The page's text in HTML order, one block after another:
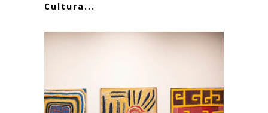
Cultura...